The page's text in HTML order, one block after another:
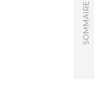
SOMMAIRE